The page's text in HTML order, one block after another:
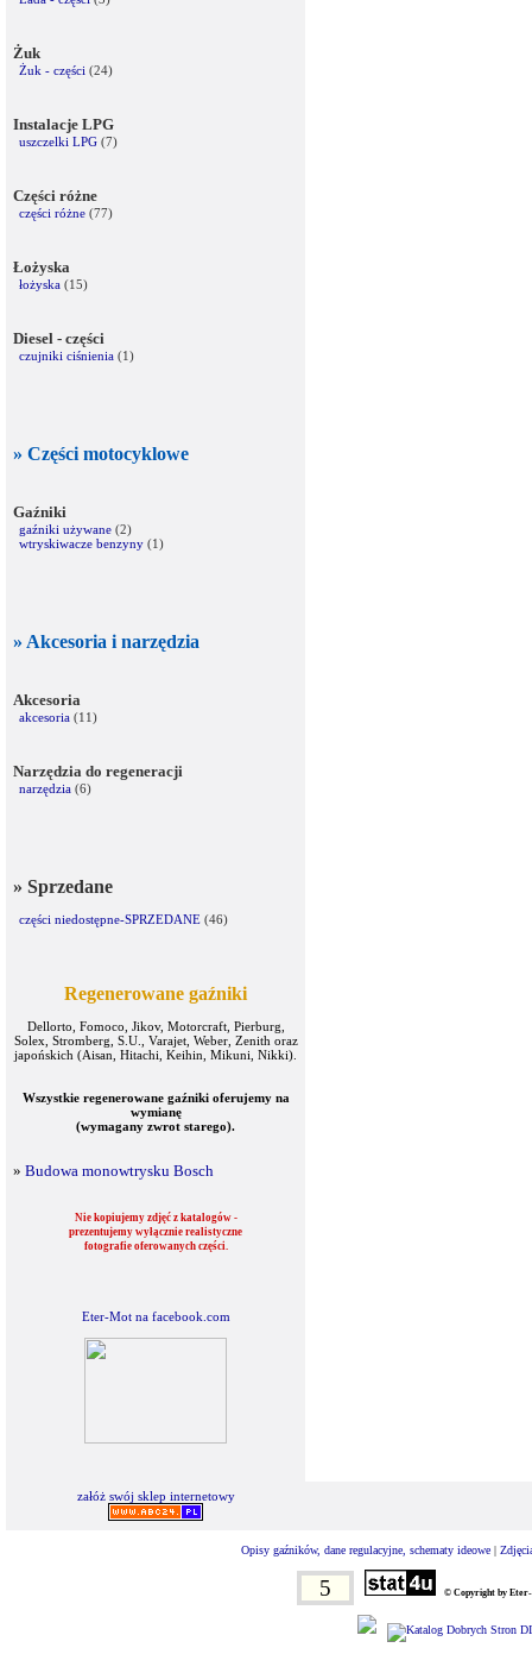
Żuk
Żuk - części (24)
Instalacje LPG
uszczelki LPG (7)
Części różne
części różne (77)
Łożyska
łożyska (15)
Diesel - części
czujniki ciśnienia (1)
» Części motocyklowe
Gaźniki
gaźniki używane (2)
wtryskiwacze benzyny (1)
» Akcesoria i narzędzia
Akcesoria
akcesoria (11)
Narzędzia do regeneracji
narzędzia (6)
» Sprzedane
części niedostępne-SPRZEDANE (46)
Regenerowane gaźniki
Dellorto, Fomoco, Jikov, Motorcraft, Pierburg,
Solex, Stromberg, S.U., Varajet, Weber, Zenith oraz
japońskich (Aisan, Hitachi, Keihin, Mikuni, Nikki).
Wszystkie regenerowane gaźniki oferujemy na
wymianę
(wymagany zwrot starego).
» Budowa monowtrysku Bosch
Nie kopiujemy zdjęć z katalogów -
prezentujemy wyłącznie realistyczne
fotografie oferowanych części.
Eter-Mot na facebook.com
załóż swój sklep internetowy
Opisy gaźników, dane regulacyjne, schematy ideowe |
5 © Copyright by